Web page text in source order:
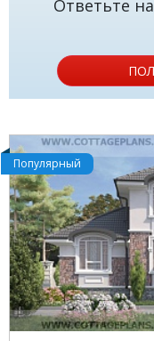
Ответьте
Популярный